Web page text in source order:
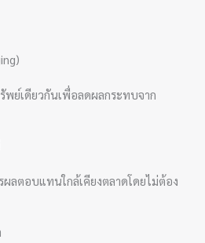
พย์เดียวกันเพื่อลดผลกระทบจาก
ลตอบแทนใกล้เคียงตลาดโดยไม่ต้อง